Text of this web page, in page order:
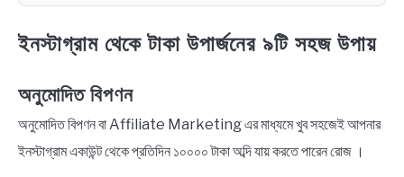
ইনস্টাগ্রাম থেকে টাকা উপার্জনের ৯টি সহজ উপায়
অনুমোদিত বিপণন
অনুমোদিত বিপণন বা Affiliate Marketing এর মাধ্যমে খুব সহজেই আপনার
ইনস্টাগ্রাম একাউন্ট থেকে প্রতিদিন ১০০০০ টাকা অব্দি যায় করতে পারেন রোজ ।